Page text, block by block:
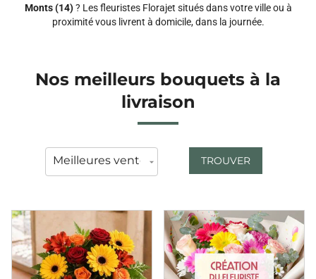
Monts (14)? Les fleuristes Florajet situés dans votre ville ou à
proximité vous livrent à domicile, dans la journée.
Nos meilleurs bouquets à la
livraison
TROUVER